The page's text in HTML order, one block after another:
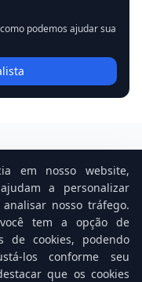
podemos ajudar sua
em nosso website,
a personalizar
nosso tráfego.
tem a opção de
de cookies, podendo
los conforme seu
que os cookies